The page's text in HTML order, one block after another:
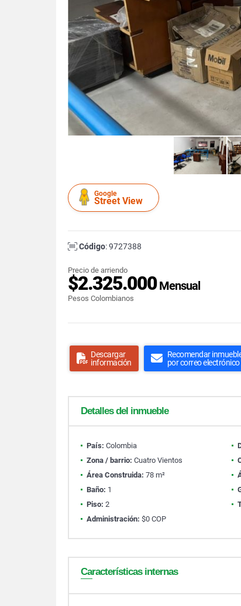
Google
Street View
Código: 9727388
Precio de arriendo
$2.325.000Mensual
Pesos Colombianos
Descargar
información
Recomendar
por correo electrónico
Detalles del inmueble
País: Colombia
Zona / barrio: Cuatro Vientos
Área Construida: 78 m²
Baño: 1
Piso: 2
Administración: $0 COP
Características internas